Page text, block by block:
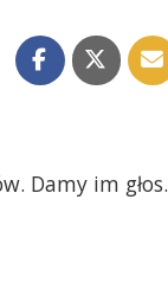
Damy im głos.